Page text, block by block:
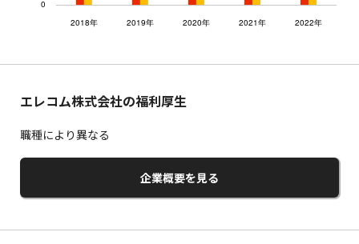
エレコム株式会社の福利厚生
職種により異なる
企業概要を見る